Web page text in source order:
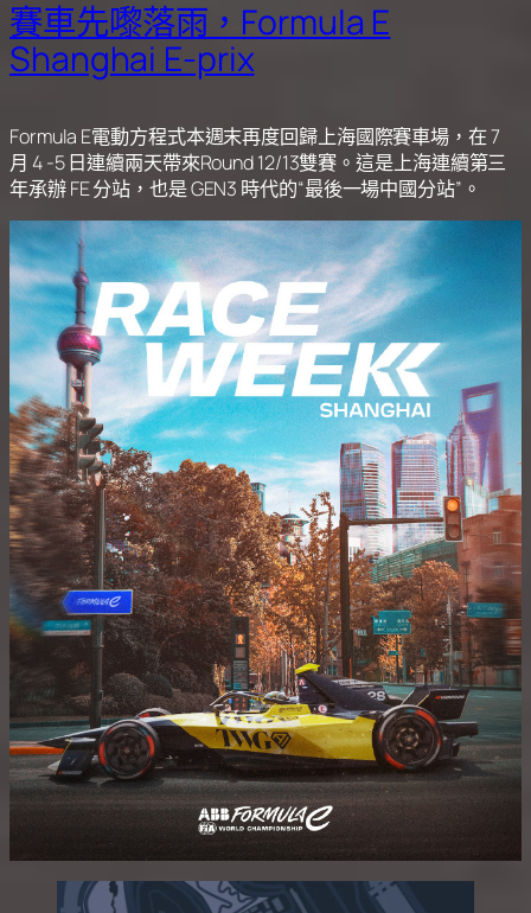
賽車先嚟落雨，Formula E
Shanghai E-prix
Formula E電動方程式本週末再度回歸上海國際賽車場，在 7
月 4 -5 日連續兩天帶來Round 12/13雙賽。這是上海連續第三
年承辦 FE 分站，也是 GEN3 時代的“最後一場中國分站”。